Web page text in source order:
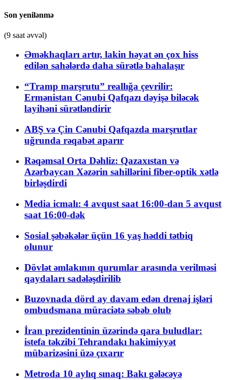
Son yenilənmə
(9 saat əvvəl)
Əməkhaqları artır, lakin həyat ən çox hiss
edilən sahələrdə daha sürətlə bahalaşır
“Tramp marşrutu” reallığa çevrilir:
Ermənistan Cənubi Qafqazı dəyişə biləcək
layihəni sürətləndirir
ABŞ və Çin Cənubi Qafqazda marşrutlar
uğrunda rəqabət aparır
Rəqəmsal Orta Dəhliz: Qazaxıstan və
Azərbaycan Xəzərin sahillərini fiber-optik xətlə
birləşdirdi
Media icmalı: 4 avqust saat 16:00-dan 5 avqust
saat 16:00-dək
Sosial şəbəkələr üçün 16 yaş həddi tətbiq
olunur
Dövlət əmlakının qurumlar arasında verilməsi
qaydaları sadələşdirilib
Buzovnada dörd ay davam edən drenaj işləri
ombudsmana müraciətə səbəb olub
İran prezidentinin üzərində qara buludlar:
istefa təkzibi Tehrandakı hakimiyyət
mübarizəsini üzə çıxarır
Metroda 10 aylıq sınaq: Bakı gələcəyə